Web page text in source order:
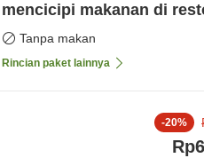
mencicipi makanan di
dengan bahan khas
Tanpa makan
Rincian paket lainnya
-20%